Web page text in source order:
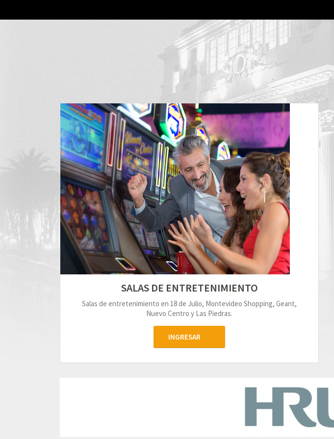
SALAS DE ENTRETENIMIENTO
Salas de entretenimiento en 18 de Julio, Montevideo Shopping, Geant,
Nuevo Centro y Las Piedras.
INGRESAR